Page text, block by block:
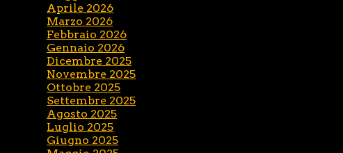
Aprile 2026
Marzo 2026
Febbraio 2026
Gennaio 2026
Dicembre 2025
Novembre 2025
Ottobre 2025
Settembre 2025
Agosto 2025
Luglio 2025
Giugno 2025